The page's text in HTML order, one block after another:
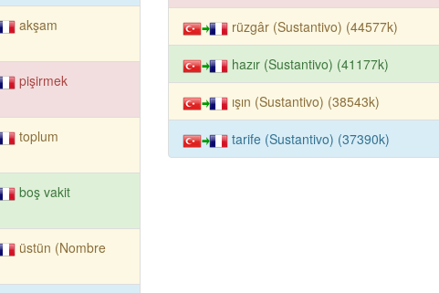
akşam
pişirmek
toplum
boş vakit
üstün (Nombre
rüzgâr (Sustantivo) (44577k)
hazır (Sustantivo) (41177k)
ışın (Sustantivo) (38543k)
tarife (Sustantivo) (37390k)